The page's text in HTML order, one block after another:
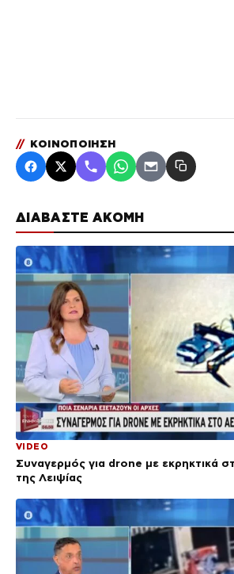
ΔΙΑΒΑΣΤΕ ΑΚΟΜΗ
VIDEO
Συναγερμός για drone με εκρηκτικά
της Λειψίας
// ΚΟΙΝΟΠΟΙΗΣΗ